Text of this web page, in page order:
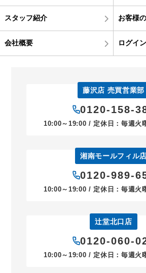
スタッフ紹介 お客様
会社概要 ログイン
藤沢店 売買営業部
0120-158-
10:00～19:00 / 定休日：毎週火
湘南モールフィル店
0120-989-
10:00～19:00 / 定休日：毎週火
辻堂北口店
0120-060-
10:00～19:00 / 定休日：毎週火